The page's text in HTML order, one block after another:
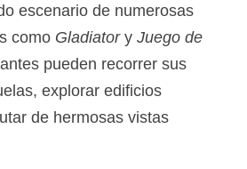
escenario de numerosas
como Gladiatory Juego de
pueden recorrer sus
explorar edificios
de hermosas vistas